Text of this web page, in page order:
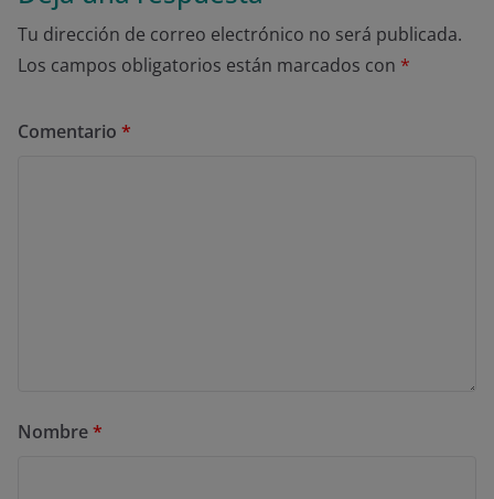
Tu dirección de correo electrónico no será publicada.
Los campos obligatorios están marcados con *
Comentario *
Nombre*